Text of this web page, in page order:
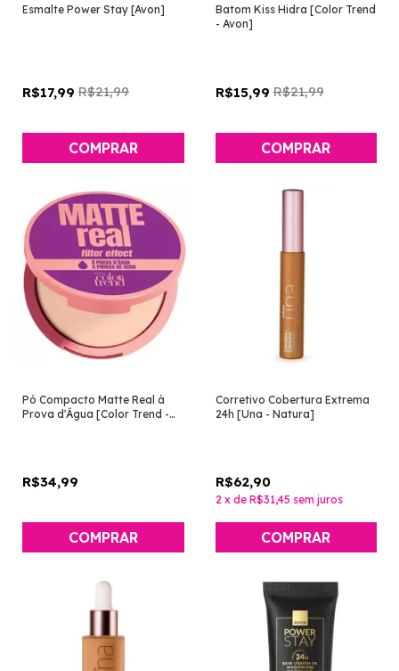
Esmalte Power Stay [Avon]
R$17,99 R$21,99
COMPRAR
Batom Kiss Hidra [Color Trend
- Avon]
R$15,99 R$21,99
COMPRAR
Pó Compacto Matte Real à
Prova d'Água [Color Trend -
R$34,99
COMPRAR
Corretivo Cobertura Extrema
24h [Una - Natura]
R$62,90
2 x de R$31,45 sem juros
COMPRAR